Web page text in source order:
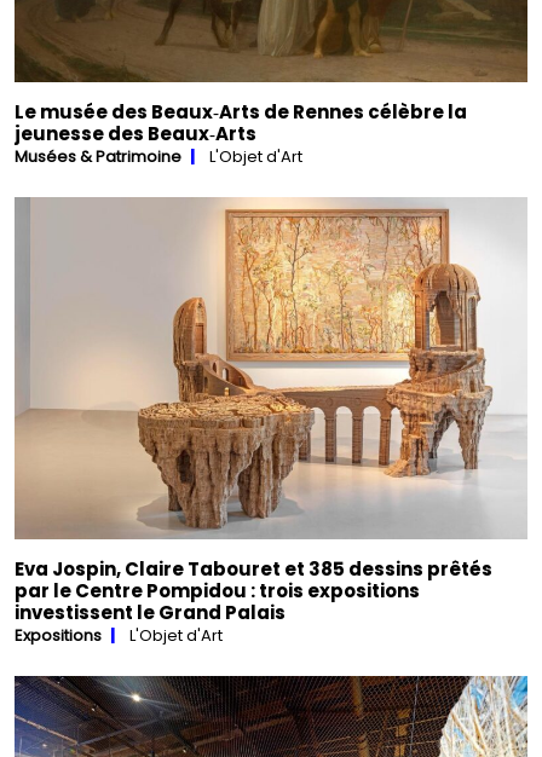
Le musée des Beaux‑Arts de Rennes célèbre la
jeunesse des Beaux‑Arts
Musées & Patrimoine L'Objet d'Art
Eva Jospin, Claire Tabouret et 385 dessins prêtés
par le Centre Pompidou : trois expositions
investissent le Grand Palais
Expositions L'Objet d'Art